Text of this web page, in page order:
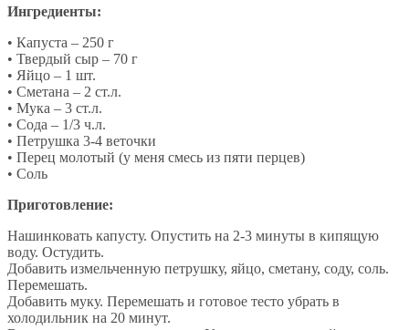
Ингредиенты:
• Капуста – 250 г
• Твердый сыр – 70 г
• Яйцо – 1 шт.
• Сметана – 2 ст.л.
• Мука – 3 ст.л.
• Сода – 1/3 ч.л.
• Петрушка 3-4 веточки
• Перец молотый (у меня смесь из пяти перцев)
• Соль
Приготовление:
Нашинковать капусту. Опустить на 2-3 минуты в кипящую
воду. Остудить.
Добавить измельченную петрушку, яйцо, сметану, соду, соль.
Перемешать.
Добавить муку. Перемешать и готовое тесто убрать в
холодильник на 20 минут.